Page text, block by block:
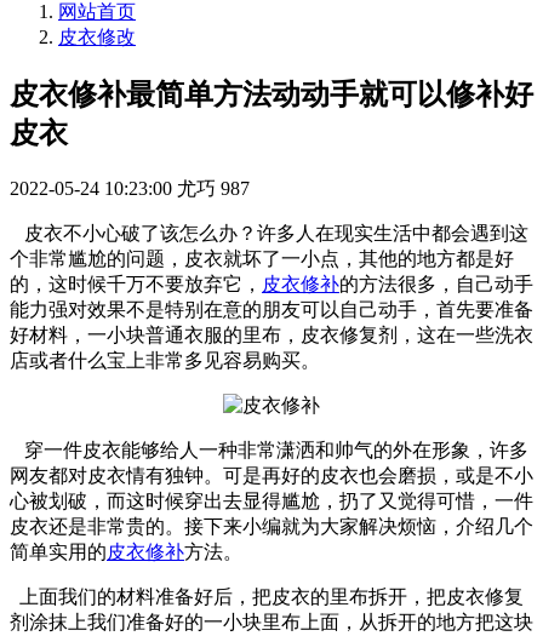
网站首页
皮衣修改
皮衣修补最简单方法动动手就可以修补好
皮衣
2022-05-24 10:23:00 尤巧 987
皮衣不小心破了该怎么办？许多人在现实生活中都会遇到这
个非常尴尬的问题，皮衣就坏了一小点，其他的地方都是好
的，这时候千万不要放弃它， 皮衣修补的方法很多，自己动手
能力强对效果不是特别在意的朋友可以自己动手，首先要准备
好材料，一小块普通衣服的里布，皮衣修复剂，这在一些洗衣
店或者什么宝上非常多见容易购买。
穿一件皮衣能够给人一种非常潇洒和帅气的外在形象，许多
网友都对皮衣情有独钟。可是再好的皮衣也会磨损，或是不小
心被划破，而这时候穿出去显得尴尬，扔了又觉得可惜，一件
皮衣还是非常贵的。接下来小编就为大家解决烦恼，介绍几个
简单实用的皮衣修补方法。
上面我们的材料准备好后，把皮衣的里布拆开，把皮衣修复
剂涂抹上我们准备好的一小块里布上面，从拆开的地方把这块